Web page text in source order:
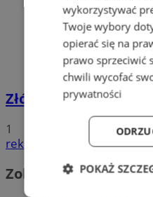
Złóż wniosek o
1
reklama
Zobacz również
wykorzystywać
Twoje wybory
opierać się na
prawo sprzeciwić
chwili wycofać
prywatności
POKAŻ